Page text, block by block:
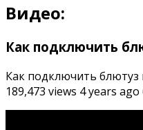
Видео:
Как подключить
Как подключить блютуз
189,473 views 4 years